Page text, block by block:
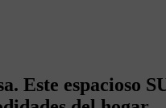
Este espacioso